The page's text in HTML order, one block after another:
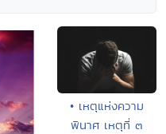
• เหตุแห่งความ
พินาศ เหตุที่ ๓